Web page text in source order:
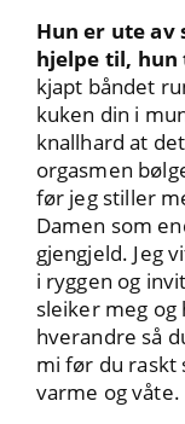
Hun er ute
hjelpe til,
kjapt båndet
kuken din i
knallhard at
orgasmen
før jeg stiller
Damen som
gjengjeld. Jeg
i ryggen og
sleiker meg
hverandre så
mi før du raskt
varme og våte.